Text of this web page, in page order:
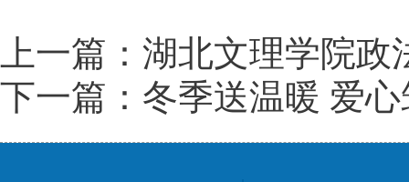
上一篇：湖北文理学院
下一篇：冬季送温暖 爱